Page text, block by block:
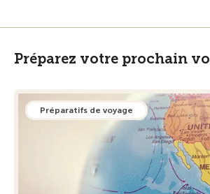
Préparez votre prochain
Préparatifs de voyage